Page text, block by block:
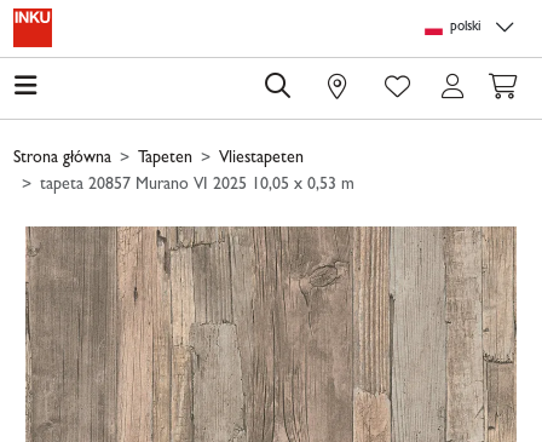
Skip to main content
polski
0
Strona główna Tapeten
Vliestapeten
tapeta 20857 Murano VI 2025 10,05 x 0,53 m